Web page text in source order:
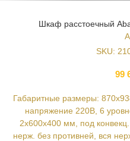
Шкаф расстоечный
SKU:
99
Габаритные размеры:
напряжение 220В, 6
2х600х400 мм, под
нерж. без противней, вся